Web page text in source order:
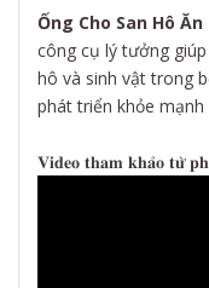
Ống Cho San Hô
công cụ lý tưởng
hô và sinh vật trong
phát triển khỏe
𝐕𝐢𝐝𝐞𝐨 𝐭𝐡𝐚𝐦 𝐤𝐡𝐚̉𝐨 𝐭𝐮̛̀